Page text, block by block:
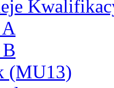
A
(MU13)